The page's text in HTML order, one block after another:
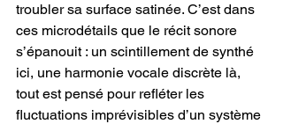
troubler sa surface satinée. C’est dans
ces microdétails que le récit sonore
s’épanouit : un scintillement de synthé
ici, une harmonie vocale discrète là,
tout est pensé pour refléter les
fluctuations imprévisibles d’un système